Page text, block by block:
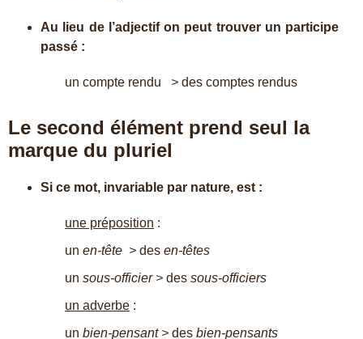
Au lieu de l’adjectif on peut trouver un participe
passé :
un compte rendu > des comptes rendus
Le second élément prend seul la
marque du pluriel
Si ce mot, invariable par nature, est :
une préposition :
un en-tête > des en-têtes
un sous-officier > des sous-officiers
un adverbe :
un bien-pensant > des bien-pensants